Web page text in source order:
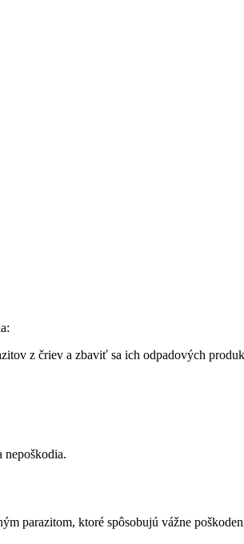
z čriev a zbaviť sa ich odpadových
nepoškodia.
parazitom, ktoré spôsobujú vážne